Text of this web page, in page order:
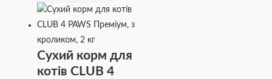
Сухий корм для
котів CLUB 4